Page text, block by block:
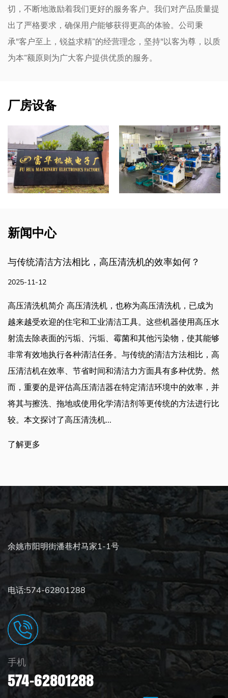
切，不断地激励着我们更好的服务客户。我们对产品质量提
出了严格要求，确保用户能够获得更高的体验。公司秉
承"客户至上，锐益求精”的经营理念，坚持"以客为尊，以质
为本”额原则为广大客户提供优质的服务。
厂房设备
新闻中心
清洗机的效率如何？
也称为高压清洗机，已成为
洁工具。这些机器使用高压水
霉菌和其他污染物，使其能够
。与传统的清洁方法相比，高
清洁力方面具有多种优势。然
在特定清洁环境中的效率，并
清洁剂等更传统的方法进行比
是否有可调节的管道清
2025-11-05
是否有可调节的管道清洁
道清洁是维护管道、工业
种系统的重要组成部分。
使用针对不同尺寸和类型
近年来备受关注的一种此
些喷嘴设计用于适应不同
余姚市阳明街潘巷村马家1-1号
电话:574-62801288
手机
574-62801288